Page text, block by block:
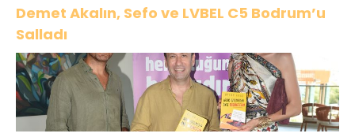
Demet Akalın, Sefo ve LVBEL C5 Bodrum’u
Salladı